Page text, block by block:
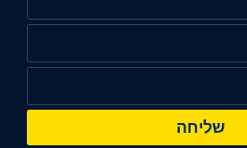
שליחה